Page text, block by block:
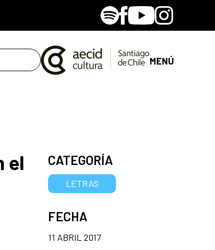
SpotifyFacebook
YoutubeInstagram
MENÚ
el
CATEGORÍA
LETRAS
FECHA
11 ABRIL 2017